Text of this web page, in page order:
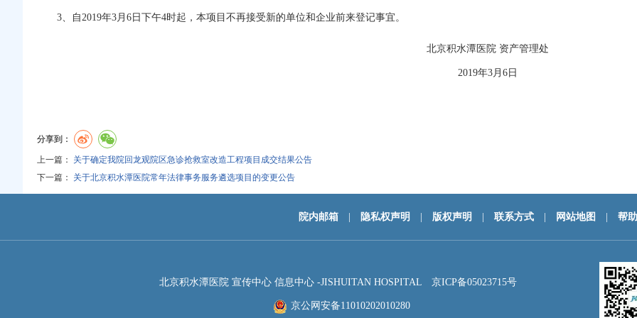
3、自2019年3月6日下午4时起，本项目不再接受新的单位和企业前来登记事宜。
北京积水潭医院 资产管理处
2019年3月6日
分享到：
上一篇：
关于确定我院回龙观院区急诊抢救室改造工程项目成交结果公告
下一篇：
关于北京积水潭医院常年法律事务服务遴选项目的变更公告
院内邮箱 隐私权声明 版权声明 联系方式 网站地图 帮
北京积水潭医院 宣传中心 信息中心 -JISHUITAN HOSPITAL 京ICP备05023715号
京公网安备11010202010280